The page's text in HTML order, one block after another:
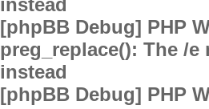
instead
[phpBB Debug] PHP
preg_replace(): The /
instead
[phpBB Debug] PHP